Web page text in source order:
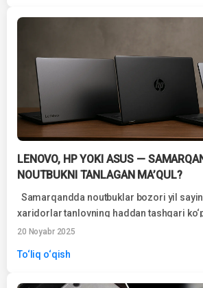
LENOVO, HP YOKI ASUS —
NOUTBUKNI TANLAGAN MA’QUL?
Samarqandda noutbuklar bozori yil
xaridorlar tanlovning haddan tashqari
kelishmoqda. Global brendlar o‘z
20 Noyabr 2025
To‘liq o‘qish